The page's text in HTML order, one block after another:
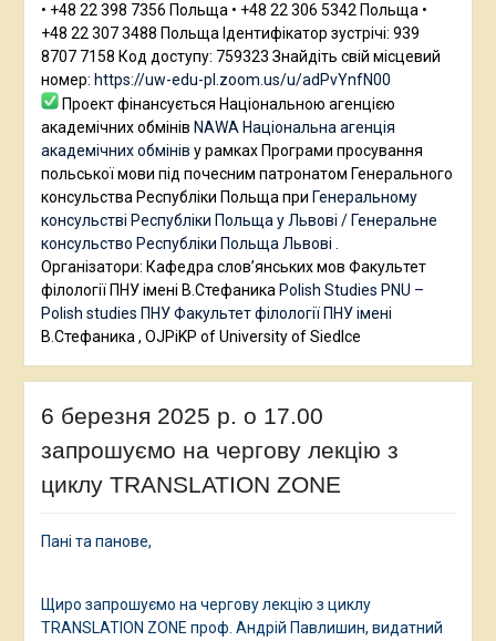
• +48 22 398 7356 Польща • +48 22 306 5342 Польща •
+48 22 307 3488 Польща Ідентифікатор зустрічі: 939
8707 7158 Код доступу: 759323 Знайдіть свій місцевий
номер: https://uw-edu-pl.zoom.us/u/adPvYnfN00
Проект фінансується Національною агенцією
академічних обмінів NAWA Національна агенція
академічних обмінів у рамках Програми просування
польської мови під почесним патронатом Генерального
консульства Республіки Польща при Генеральному
консульстві Республіки Польща у Львові / Генеральне
консульство Республіки Польща Львові .
Організатори: Кафедра слов’янських мов Факультет
філології ПНУ імені В.Стефаника Polish Studies PNU –
Polish studies ПНУ Факультет філології ПНУ імені
В.Стефаника , OJPiKP of University of Siedlce
6 березня 2025 р. о 17.00
запрошуємо на чергову лекцію з
циклу TRANSLATION ZONE
Пані та панове,
Щиро запрошуємо на чергову лекцію з циклу
TRANSLATION ZONE проф. Андрій Павлишин, видатний